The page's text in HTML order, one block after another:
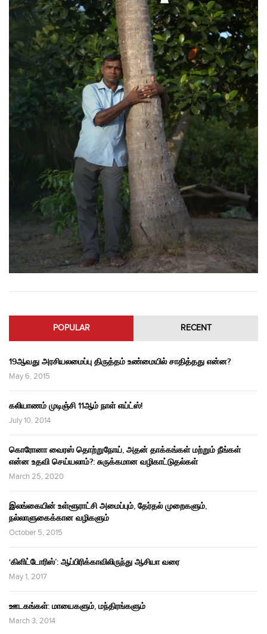
POPULAR RECENT
19ஆவது அரசியலமைப்பு திருத்தம் உண்மையில் சாதித்தது என்ன?
May 6, 2015
கலியாணம் முடிஞ்சி 11ஆம் நாள் எய்ட்ஸ்!
July 10, 2014
கொரோனா வைரஸ் தொற்றுநோய், அதன் தாக்கங்கள் மற்றும் நீங்கள்
என்ன உதவி செய்யலாம்?: சுருக்கமான வழிகாட்டுதல்கள்
March 25, 2020
இலங்கையின் உள்ளூராட்சி அமைப்பும், தேர்தல் முறைகளும்,
நல்லாளுகைக்கான வழிகளும்
October 5, 2015
‘கிளிட்டோரிஸ்’: ஆப்பிரிக்காவிலிருந்து ஆசியா வரை
May 1, 2017
ஊடகங்கள்: மாயைகளும், மந்திரங்களும்
March 3, 2014